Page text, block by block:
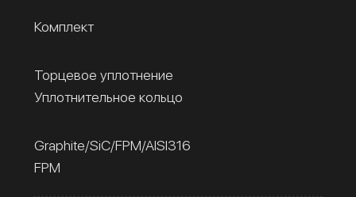
Комплект
Торцевое уплотнение
Уплотнительное кольцо
Graphite/SiC/FPM/AISI316
FPM